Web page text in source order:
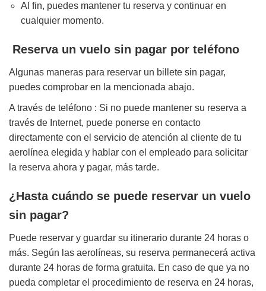
Al fin, puedes mantener tu reserva y continuar en
cualquier momento.
Reserva un vuelo sin pagar por teléfono
Algunas maneras para reservar un billete sin pagar,
puedes comprobar en la mencionada abajo.
A través de teléfono : Si no puede mantener su reserva a
través de Internet, puede ponerse en contacto
directamente con el servicio de atención al cliente de tu
aerolínea elegida y hablar con el empleado para solicitar
la reserva ahora y pagar, más tarde.
¿Hasta cuándo se puede reservar un vuelo
sin pagar?
Puede reservar y guardar su itinerario durante 24 horas o
más. Según las aerolíneas, su reserva permanecerá activa
durante 24 horas de forma gratuita. En caso de que ya no
pueda completar el procedimiento de reserva en 24 horas,